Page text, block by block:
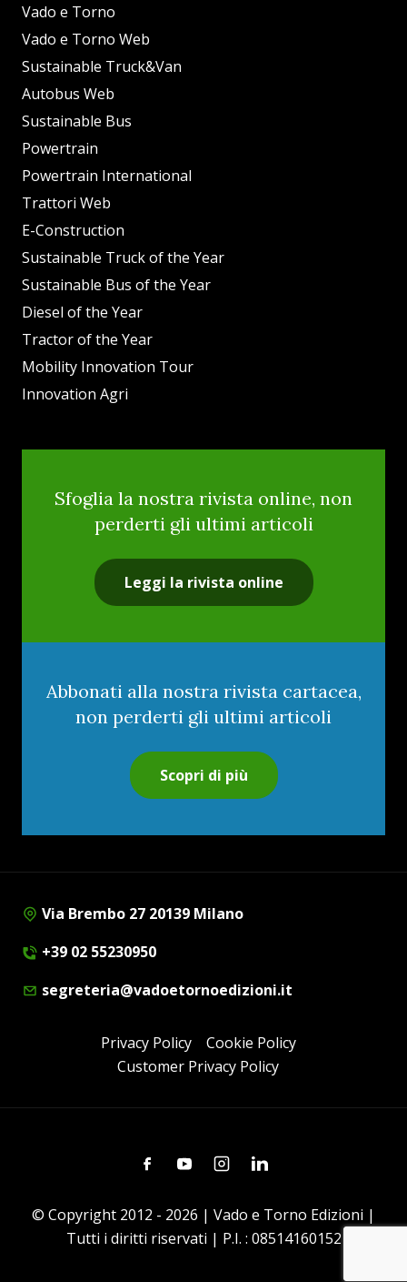
Vado e Torno
Vado e Torno Web
Sustainable Truck&Van
Autobus Web
Sustainable Bus
Powertrain
Powertrain International
Trattori Web
E-Construction
Sustainable Truck of the Year
Sustainable Bus of the Year
Diesel of the Year
Tractor of the Year
Mobility Innovation Tour
Innovation Agri
Sfoglia la nostra rivista online, non
perderti gli ultimi articoli
Leggi la rivista online
Abbonati alla nostra rivista cartacea,
non perderti gli ultimi articoli
Scopri di più
Via Brembo 27 20139 Milano
+39 02 55230950
segreteria@vadoetornoedizioni.it
Privacy Policy
Cookie Policy
Customer Privacy Policy
FacebookYoutubeInstagramLinkedin
© Copyright 2012 - 2026 | Vado e Torno Edizioni |
Tutti i diritti riservati | P.I. : 08514160152